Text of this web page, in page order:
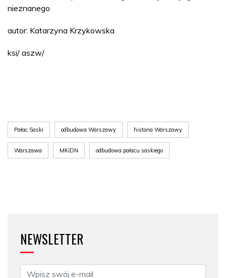
nieznanego
autor: Katarzyna Krzykowska
ksi/ aszw/
Pałac Saski odbudowa Warszawy historia Warszawy
Warszawa MKiDN odbudowa pałacu saskiego
NEWSLETTER